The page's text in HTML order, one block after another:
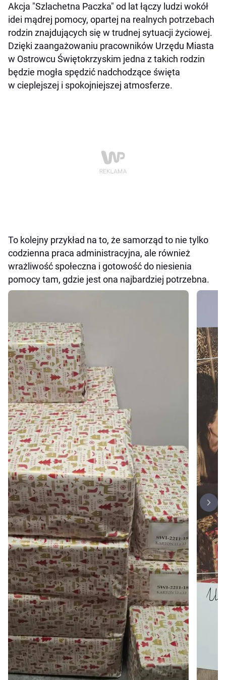
Akcja "Szlachetna Paczka" od lat łączy ludzi wokół
idei mądrej pomocy, opartej na realnych potrzebach
rodzin znajdujących się w trudnej sytuacji życiowej.
Dzięki zaangażowaniu pracowników Urzędu Miasta
w Ostrowcu Świętokrzyskim jedna z takich rodzin
będzie mogła spędzić nadchodzące święta
w cieplejszej i spokojniejszej atmosferze.
To kolejny przykład na to, że samorząd to nie tylko
codzienna praca administracyjna, ale również
wrażliwość społeczna i gotowość do niesienia
pomocy tam, gdzie jest ona najbardziej potrzebna.